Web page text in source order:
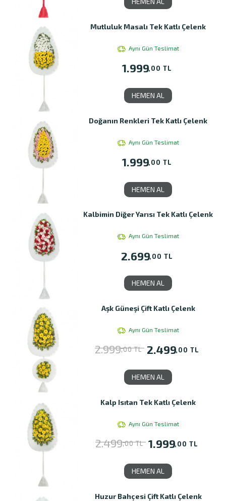
Mutluluk Masalı Tek Katlı Çelenk
Aynı Gün Teslimat
1.999,00 TL
HEMEN AL
Doğanın Renkleri Tek Katlı Çelenk
Aynı Gün Teslimat
1.999,00 TL
HEMEN AL
Kalbimin Diğer Yarısı Tek Katlı Çelenk
Aynı Gün Teslimat
2.699,00 TL
HEMEN AL
Aşk Güneşi Çift Katlı Çelenk
Aynı Gün Teslimat
2.999,00 TL 2.499,00 TL
HEMEN AL
Kalp Isıtan Tek Katlı Çelenk
Aynı Gün Teslimat
2.499,00 TL 1.999,00 TL
HEMEN AL
Huzur Bahçesi Çift Katlı Çelenk